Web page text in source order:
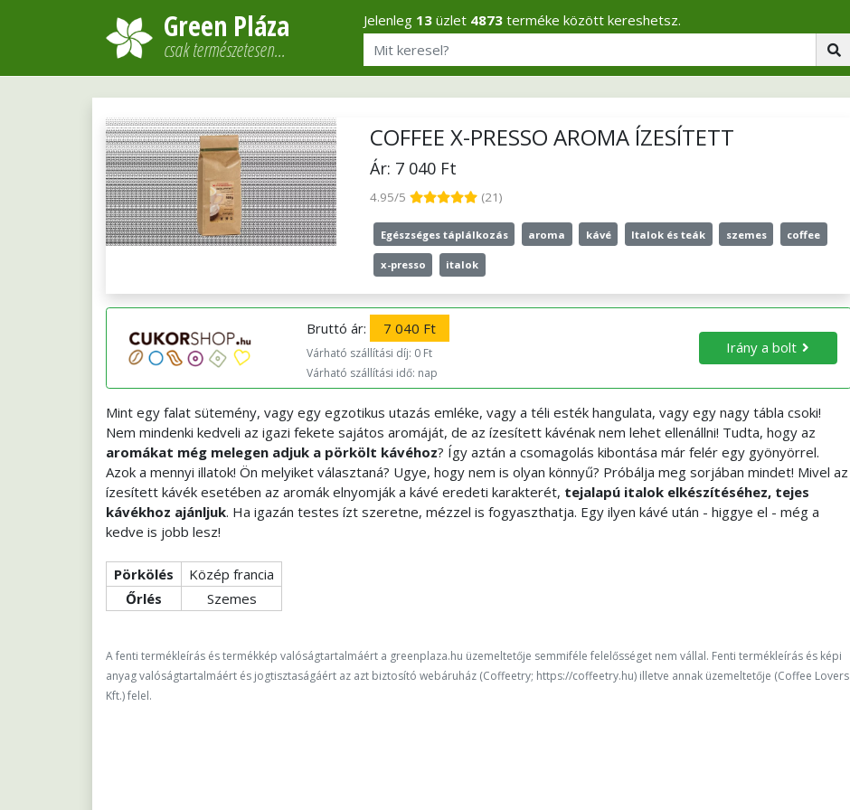
Green Pláza
csak természetesen…
Jelenleg 13 üzlet 4873 terméke között kereshetsz.
COFFEE X-PRESSO AROMA ÍZESÍTETT
Ár: 7 040 Ft
4.95/5 (21)
Egészséges táplálkozás aroma kávé Italok és teák szemes coffee
x-presso italok
Bruttó ár: 7 040 Ft
Várható szállítási díj: 0 Ft
Várható szállítási idő: nap
Irány a bolt
Mint egy falat sütemény, vagy egy egzotikus utazás emléke, vagy a téli esték hangulata, vagy egy nagy tábla csoki!
Nem mindenki kedveli az igazi fekete sajátos aromáját, de az ízesített kávénak nem lehet ellenállni! Tudta, hogy az
aromákat még melegen adjuk a pörkölt kávéhoz? Így aztán a csomagolás kibontása már felér egy gyönyörrel.
Azok a mennyi illatok! Ön melyiket választaná? Ugye, hogy nem is olyan könnyű? Próbálja meg sorjában mindet! Mivel az
ízesített kávék esetében az aromák elnyomják a kávé eredeti karakterét, tejalapú italok elkészítéséhez, tejes
kávékhoz ajánljuk. Ha igazán testes ízt szeretne, mézzel is fogyaszthatja. Egy ilyen kávé után - higgye el - még a
kedve is jobb lesz!
Pörkölés
Közép francia
Őrlés
Szemes
A fenti termékleírás és termékkép valóságtartalmáért a greenplaza.hu üzemeltetője semmiféle felelősséget nem vállal. Fenti termékleírás és képi
anyag valóságtartalmáért és jogtisztaságáért az azt biztosító webáruház (Coffeetry; https://coffeetry.hu) illetve annak üzemeltetője (Coffee Lovers
Kft.) felel.